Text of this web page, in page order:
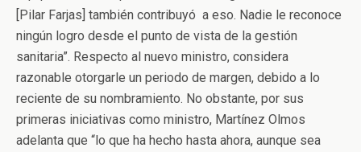
[Pilar Farjas] también contribuyó a eso. Nadie le reconoce
ningún logro desde el punto de vista de la gestión
sanitaria”. Respecto al nuevo ministro, considera
razonable otorgarle un periodo de margen, debido a lo
reciente de su nombramiento. No obstante, por sus
primeras iniciativas como ministro, Martínez Olmos
adelanta que “lo que ha hecho hasta ahora, aunque sea